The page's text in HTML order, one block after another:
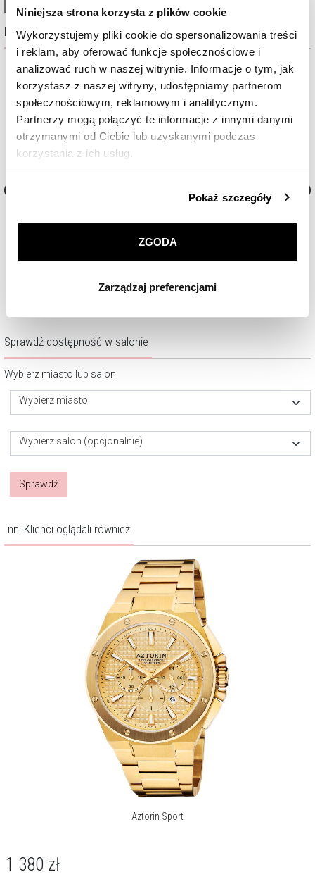
Niniejsza strona korzysta z plików cookie
Wykorzystujemy pliki cookie do spersonalizowania treści
i reklam, aby oferować funkcje społecznościowe i
analizować ruch w naszej witrynie. Informacje o tym, jak
korzystasz z naszej witryny, udostępniamy partnerom
społecznościowym, reklamowym i analitycznym.
Partnerzy mogą połączyć te informacje z innymi danymi
otrzymanymi od Ciebie lub uzyskanymi podczas
korzystania z ich usług.
przez nas plików cookie znajdziesz wPolityce
prywatności.
korzystamy. Możesz również wybrać jaki rodzaj plików
dokonać zmiany wybranych przez Ciebie plików cookie.
Pokaż szczegóły
ZGODA
Zarządzaj preferencjami
Najczęściej wybierane
1 310zł
Nowość
1 220zł
Sprawdź dostępność w salonie
Wybierz miasto lub salon
Wybierz miasto
Wybierz salon (opcjonalnie)
Sprawdź
Inni Klienci oglądali również
Aztorin Sport
1 380 zł